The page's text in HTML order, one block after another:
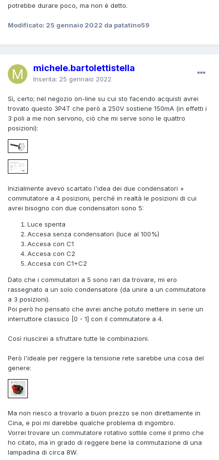
potrebbe durare poco, ma non è detto.
Modificato: 25 gennaio 2022 da patatino59
michele.bartolettistella
Inserita: 25 gennaio 2022
Sì, certo; nel negozio on-line su cui sto facendo acquisti avrei
trovato questo 3P4T che però a 250V sostiene 150mA (in effetti i
3 poli a me non servono, ciò che mi serve sono le quattro
posizioni):
Inizialmente avevo scartato l'idea dei due condensatori +
commutatore a 4 posizioni, perché in realtà le posizioni di cui
avrei bisogno con due condensatori sono 5:
Luce spenta
Accesa senza condensatori (luce al 100%)
Accesa con C1
Accesa con C2
Accesa con C1+C2
Dato che i commutatori a 5 sono rari da trovare, mi ero
rassegnato a un solo condensatore (da unire a un commutatore
a 3 posizioni).
Poi però ho pensato che avrei anche potuto mettere in serie un
interruttore classico [0 - 1] con il commutatore a 4.
Così riuscirei a sfruttare tutte le combinazioni.
Però l'ideale per reggere la tensione rete sarebbe una cosa del
genere:
Ma non riesco a trovarlo a buon prezzo se non direttamente in
Cina, e poi mi darebbe qualche problema di ingombro.
Vorrei trovare un commutatore rotativo sottile come il primo che
ho citato, ma in grado di reggere bene la commutazione di una
lampadina di circa 8W.